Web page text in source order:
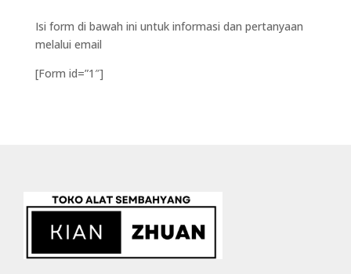
Isi form di bawah ini untuk informasi dan pertanyaan
melalui email
[Form id=”1″]